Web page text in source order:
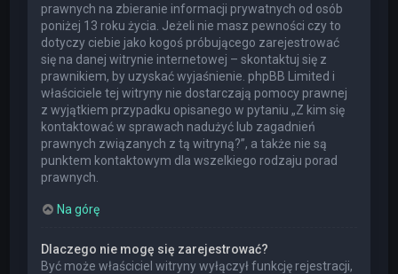
prawnych na zbieranie informacji prywatnych od osób
poniżej 13 roku życia. Jeżeli nie masz pewności czy to
dotyczy ciebie jako kogoś próbującego zarejestrować
się na danej witrynie internetowej – skontaktuj się z
prawnikiem, by uzyskać wyjaśnienie. phpBB Limited i
właściciele tej witryny nie dostarczają pomocy prawnej
z wyjątkiem przypadku opisanego w pytaniu „Z kim się
kontaktować w sprawach nadużyć lub zagadnień
prawnych związanych z tą witryną?”, a także nie są
punktem kontaktowym dla wszelkiego rodzaju porad
prawnych.
Na górę
Dlaczego nie mogę się zarejestrować?
Być może właściciel witryny wyłączył funkcję rejestracji,